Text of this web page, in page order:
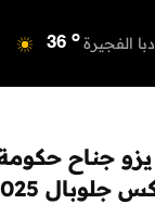
دبا الفجيرة 36 o
أم القيوين 39 o
راس الخيمة 40 o
يزو جناح
جلوبال 2025 "